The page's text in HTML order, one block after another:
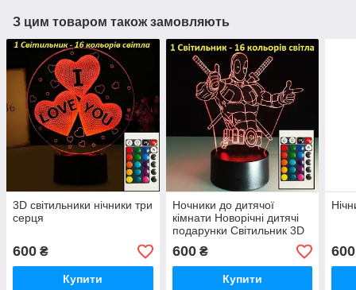
З цим товаром також замовляють
3D світильники нічники три
серця
600 ₴
Купити
Ночники до дитячої
кімнати Новорічні дитячі
подарунки Світильник 3D
Дедпул
600₴
Купити
600